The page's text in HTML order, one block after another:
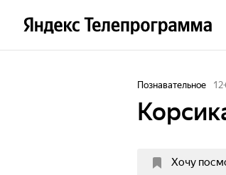
Познавательное 12
Хочу